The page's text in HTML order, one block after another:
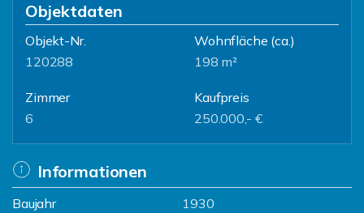
Objektdaten
Objekt-Nr.
120288
Wohnfläche (ca.)
198 m²
Zimmer
6
Kaufpreis
250.000,- €
Informationen
Baujahr
1930